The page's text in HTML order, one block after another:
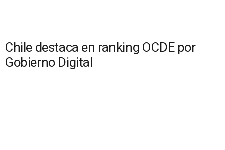
Chile destaca en ranking OCDE por
Gobierno Digital